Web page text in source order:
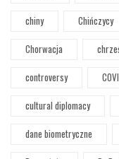
chiny
Chińczycy
Chorwacja
controversy
cultural diplomacy
dane biometryczne